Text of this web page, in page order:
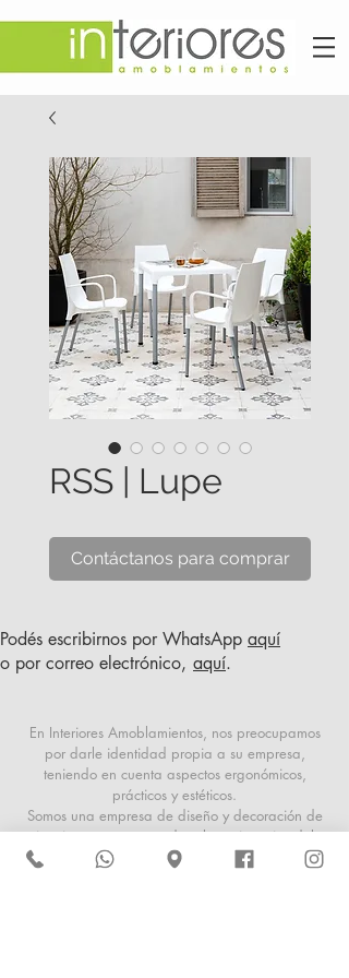
RSS | Lupe
Contáctanos para comprar
Podés escribirnos por WhatsApp aquí
o por correo electrónico, aquí.
En Interiores Amoblamientos, nos preocupamos
por darle identidad propia a su empresa,
teniendo en cuenta aspectos ergonómicos,
prácticos y estéticos.
Somos una empresa de diseño y decoración de
interiores, que responde a las exigencias del
usuario actual, tanto en aspectos funcionales